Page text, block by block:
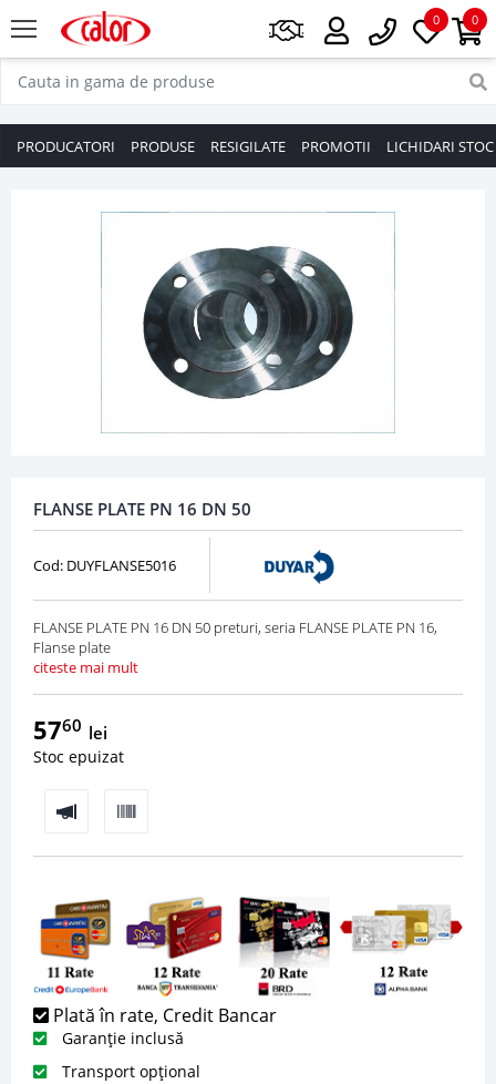
0
0
PRODUCATORI PRODUSE RESIGILATE PROMOTII LICHIDARI STOC
FLANSE PLATE PN 16 DN 50
Cod: DUYFLANSE5016
FLANSE PLATE PN 16 DN 50 preturi, seria FLANSE PLATE PN 16,
Flanse plate
citeste mai mult
5760 lei
Stoc epuizat
Plată în rate, Credit Bancar
Garanție inclusă
Transport opțional